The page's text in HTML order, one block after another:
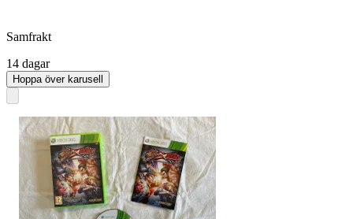
Samfrakt
14 dagar
Hoppa över karusell